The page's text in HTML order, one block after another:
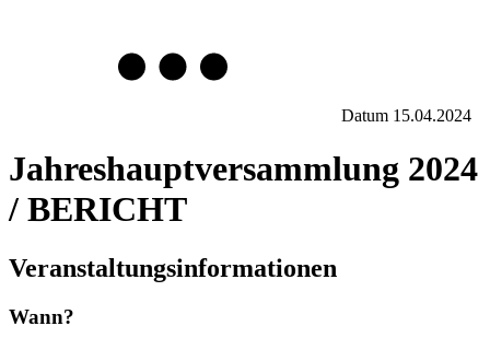
Datum 15.04.2024
Jahreshauptversammlung 2024
/ BERICHT
Veranstaltungsinformationen
Wann?